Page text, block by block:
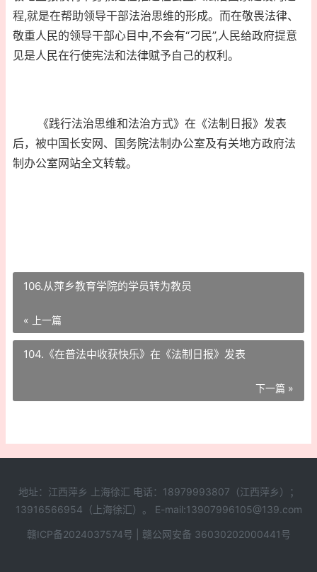
程,就是在帮助领导干部法治思维的形成。而在敬畏法律、
敬重人民的领导干部心目中,不会有“刁民”,人民给政府提意
见是人民在行使宪法和法律赋予自己的权利。
《践行法治思维和法治方式》在《法制日报》发表
后，被中国长安网、国务院法制办公室及有关地方政府法
制办公室网站全文转载。
106.从萍乡教育学院的学员转为教员
« 上一篇
104.《在普法中收获快乐》在《法制日报》发表
下一篇 »
地址：江西萍乡 上海徐汇 电话：18979993807（江西萍乡）；
13916566954（上海徐汇）。 E-mail:13907996105@139.com
赣ICP备2024037574号 赣公网安备 36030202000441号